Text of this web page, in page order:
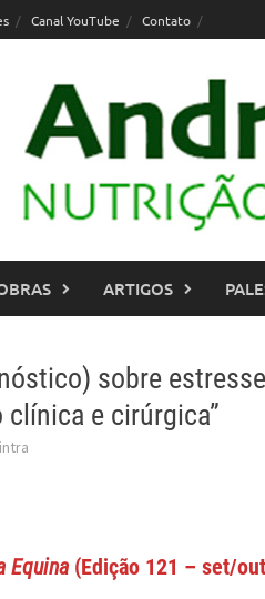
Canal YouTube Contato
ARTIGOS
sobre
clínica e cirúrgica”
Equina (Edição 121 – set/